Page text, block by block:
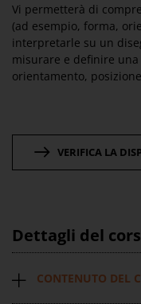
Vi permetterà di
(ad esempio, forma,
interpretarle su un
misurare e definire
orientamento,
VERIFICA LA
Dettagli del
CONTENUTO DEL